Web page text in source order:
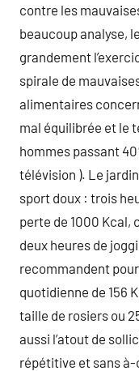
contre les
beaucoup analyse,
grandement
spirale de
alimentaires
mal équilibrée et le
hommes passant
télévision ). Le
sport doux : trois
perte de 1000 Kcal,
deux heures de
recommandent
quotidienne de 156
taille de rosiers ou
aussi l’atout de
répétitive et sans